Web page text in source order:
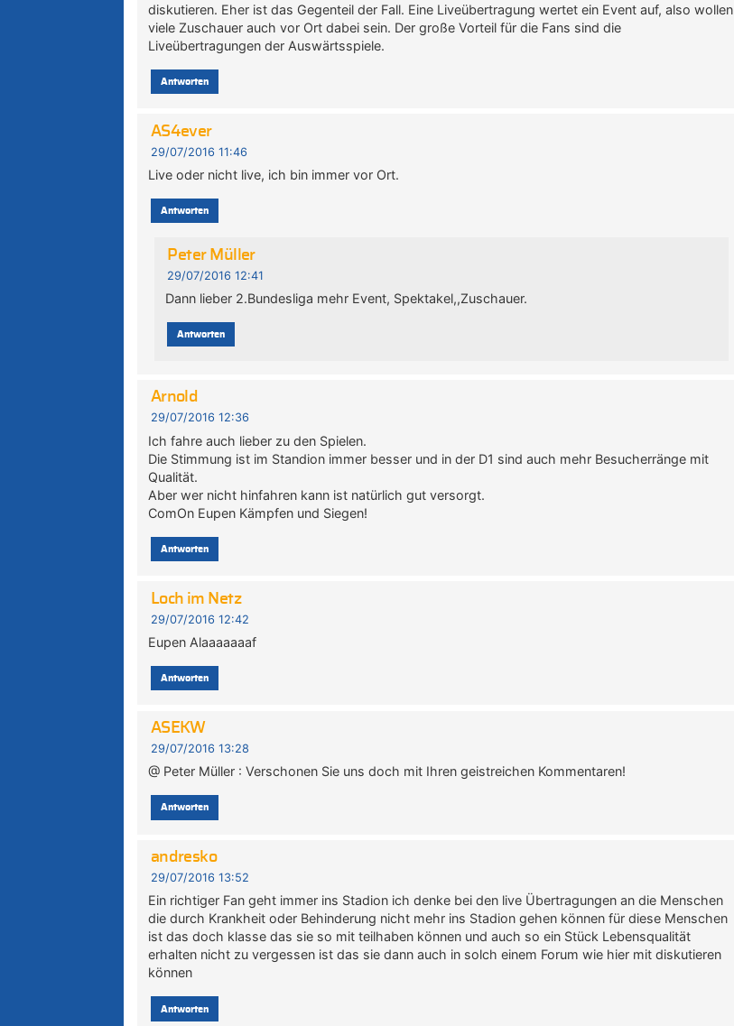
diskutieren. Eher ist das Gegenteil der Fall. Eine Liveübertragung wertet ein Event auf, also wollen
viele Zuschauer auch vor Ort dabei sein. Der große Vorteil für die Fans sind die
Liveübertragungen der Auswärtsspiele.
Antworten
AS4ever
29/07/2016 11:46
Live oder nicht live, ich bin immer vor Ort.
Antworten
Peter Müller
29/07/2016 12:41
Dann lieber 2.Bundesliga mehr Event, Spektakel,,Zuschauer.
Antworten
Arnold
29/07/2016 12:36
Ich fahre auch lieber zu den Spielen.
Die Stimmung ist im Standion immer besser und in der D1 sind auch mehr Besucherränge mit
Qualität.
Aber wer nicht hinfahren kann ist natürlich gut versorgt.
ComOn Eupen Kämpfen und Siegen!
Antworten
Loch im Netz
29/07/2016 12:42
Eupen Alaaaaaaaf
Antworten
ASEKW
29/07/2016 13:28
@ Peter Müller : Verschonen Sie uns doch mit Ihren geistreichen Kommentaren!
Antworten
andresko
29/07/2016 13:52
Ein richtiger Fan geht immer ins Stadion ich denke bei den live Übertragungen an die Menschen
die durch Krankheit oder Behinderung nicht mehr ins Stadion gehen können für diese Menschen
ist das doch klasse das sie so mit teilhaben können und auch so ein Stück Lebensqualität
erhalten nicht zu vergessen ist das sie dann auch in solch einem Forum wie hier mit diskutieren
können
Antworten